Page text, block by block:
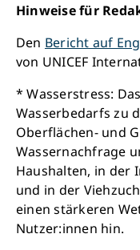
Hinweise für
Den Bericht auf
von UNICEF
* Wasserstress:
Wasserbedarfs zu
Oberflächen- und
Wassernachfrage
Haushalten, in der
und in der
einen stärkeren
Nutzer:innen hin.